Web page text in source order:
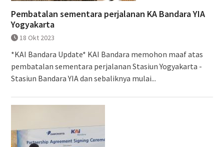
Pembatalan sementara perjalanan KA Bandara YIA
Yogyakarta
18 Okt 2023
*KAI Bandara Update* KAI Bandara memohon maaf atas
pembatalan sementara perjalanan Stasiun Yogyakarta -
Stasiun Bandara YIA dan sebaliknya mulai...